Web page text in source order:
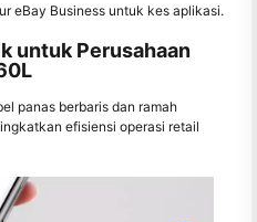
eBay Business untuk kes aplikasi.
untuk Perusahaan
panas berbaris dan ramah
efisiensi operasi retail